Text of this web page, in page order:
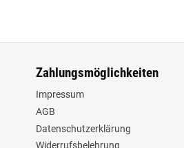
Zahlungsmöglichkeiten
Impressum
AGB
Datenschutzerklärung
Widerrufsbelehrung